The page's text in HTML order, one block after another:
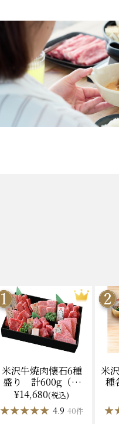
米沢牛焼肉懐石6種
盛り 計600g（冷
凍）送料無料 化粧
箱入
¥14,680(税込)
★★★★★
★★★★★ 4.9 40件
米
種